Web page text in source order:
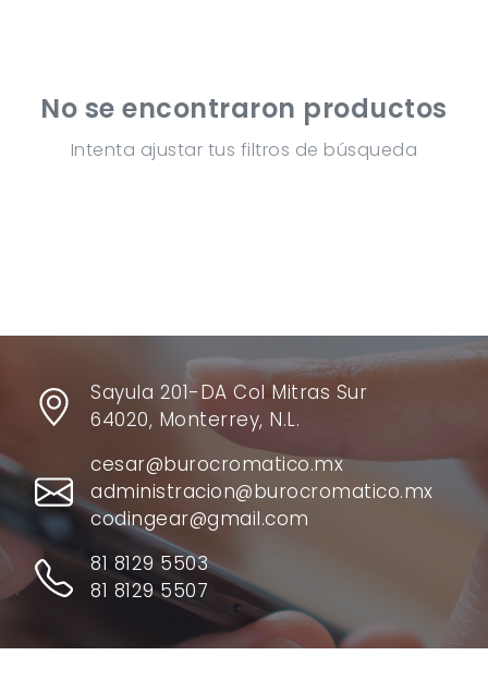
No se encontraron productos
Intenta ajustar tus filtros de búsqueda
Sayula 201-DA Col Mitras Sur
64020, Monterrey, N.L.
cesar@burocromatico.mx
administracion@burocromatico.mx
codingear@gmail.com
81 8129 5503
81 8129 5507